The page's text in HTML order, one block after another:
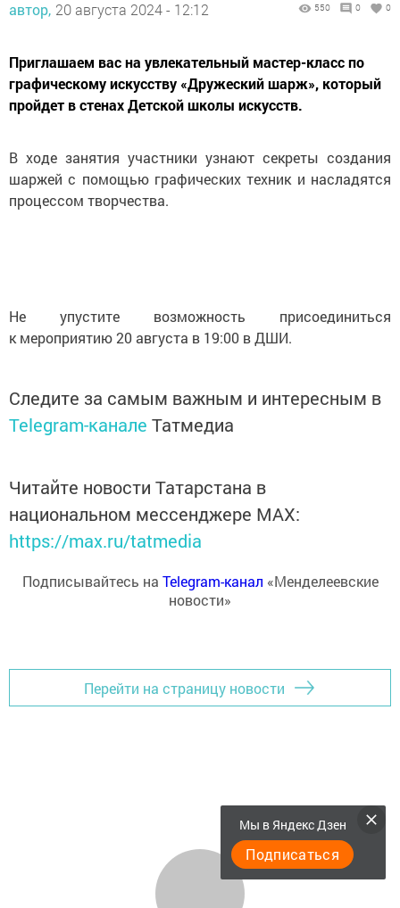
автор, 20 августа 2024 - 12:12 550 0 0
Приглашаем вас на увлекательный мастер-класс по
графическому искусству «Дружеский шарж», который
пройдет в стенах Детской школы искусств.
В ходе занятия участники узнают секреты создания
шаржей с помощью графических техник и насладятся
процессом творчества.
Не упустите возможность присоединиться
к мероприятию 20 августа в 19:00 в ДШИ.
Следите за самым важным и интересным в
Telegram-канале Татмедиа
Читайте новости Татарстана в
национальном мессенджере MАХ:
https://max.ru/tatmedia
Подписывайтесь на Telegram-канал «Менделеевские
новости»
Перейти на страницу новости
Мы в Яндекс Дзен
Подписаться